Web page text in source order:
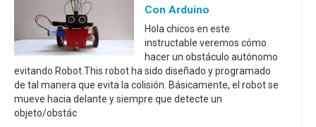
Con Arduino
Hola chicos en este
instructable veremos cómo
hacer un obstáculo autónomo
evitando Robot.This robot ha sido diseñado y programado
de tal manera que evita la colisión. Básicamente, el robot se
mueve hacia delante y siempre que detecte un
objeto/obstác